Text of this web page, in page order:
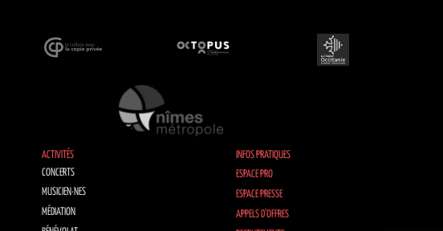
ACTIVITÉS
CONCERTS
MUSICIEN·NES
MÉDIATION
INFOS PRATIQUES
ESPACE PRO
ESPACE PRESSE
APPELS D’OFFRES